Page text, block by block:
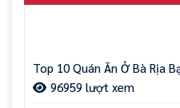
Top 10 Quán Ăn Ở Bà Rịa
96959 lượt xem